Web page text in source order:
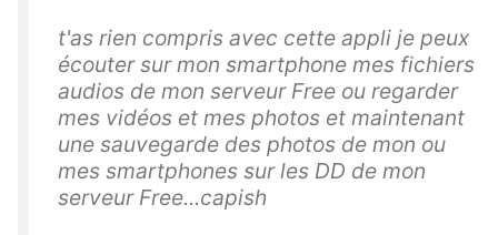
t'as rien compris avec cette appli je peux
écouter sur mon smartphone mes fichiers
audios de mon serveur Free ou regarder
mes vidéos et mes photos et maintenant
une sauvegarde des photos de mon ou
mes smartphones sur les DD de mon
serveur Free...capish